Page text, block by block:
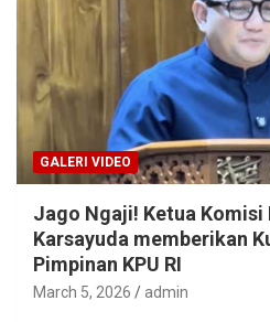
GALERI VIDEO
Jago Ngaji! Ketua Komisi
Karsayuda memberikan
Pimpinan KPU RI
March 5, 2026 admin